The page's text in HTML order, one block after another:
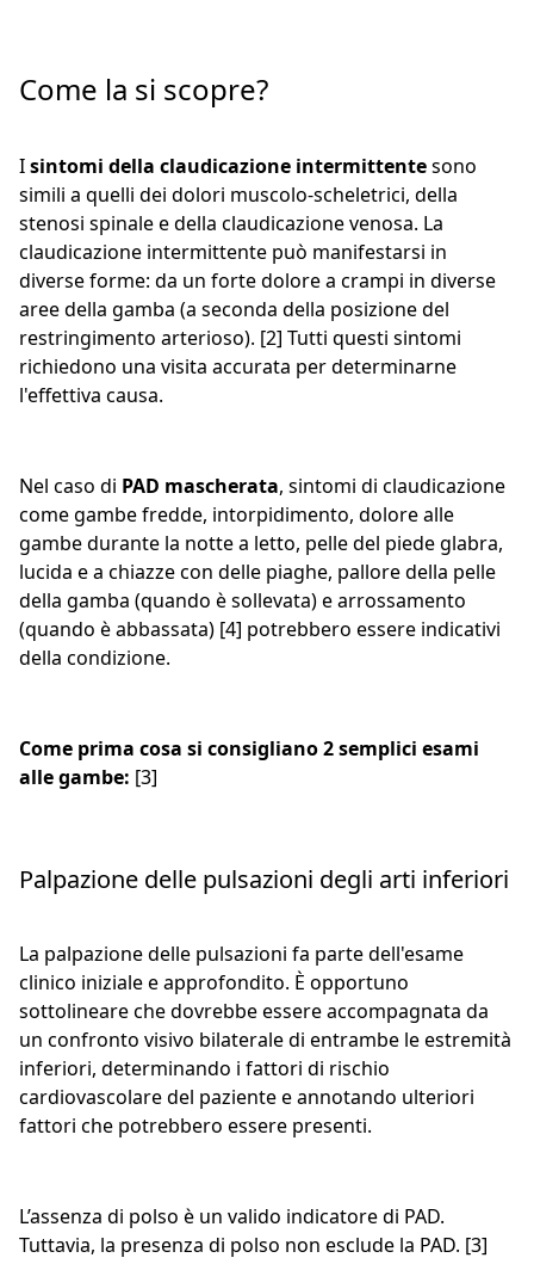
Come la si scopre?
Isintomi della claudicazione intermittentesono
simili a quelli dei dolori muscolo-scheletrici, della
stenosi spinale e della claudicazione venosa. La
claudicazione intermittente può manifestarsi in
diverse forme: da un forte dolore a crampi in diverse
aree della gamba (a seconda della posizione del
restringimento arterioso). [2] Tutti questi sintomi
richiedono una visita accurata per determinarne
l'effettiva causa.
Nel caso di PAD mascherata, sintomi di claudicazione
come gambe fredde, intorpidimento, dolore alle
gambe durante la notte a letto, pelle del piede glabra,
lucida e a chiazze con delle piaghe, pallore della pelle
della gamba (quando è sollevata) e arrossamento
(quando è abbassata) [4] potrebbero essere indicativi
della condizione.
Come prima cosa si consigliano 2 semplici esami
alle gambe: [3]
Palpazione delle pulsazioni degli arti inferiori
La palpazione delle pulsazioni fa parte dell'esame
clinico iniziale e approfondito. È opportuno
sottolineare che dovrebbe essere accompagnata da
un confronto visivo bilaterale di entrambe le estremità
inferiori, determinando i fattori di rischio
cardiovascolare del paziente e annotando ulteriori
fattori che potrebbero essere presenti.
L’assenza di polso è un valido indicatore di PAD.
Tuttavia, la presenza di polso non esclude la PAD. [3]